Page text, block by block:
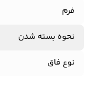
فرم
نحوه بسته شدن
نوع فاق